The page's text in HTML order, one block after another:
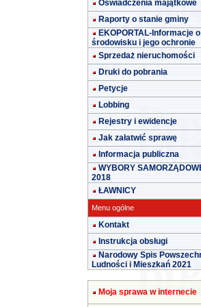
Oświadczenia majątkowe
Raporty o stanie gminy
EKOPORTAL-Informacje o
środowisku i jego ochronie
Sprzedaż nieruchomości
Druki do pobrania
Petycje
Lobbing
Rejestry i ewidencje
Jak załatwić sprawę
Informacja publiczna
WYBORY
2018
ŁAWNICY
Menu ogólne
Kontakt
Instrukcja obsługi
Narodowy Spis
Ludności i Mieszkań 2021
Moja sprawa w internecie